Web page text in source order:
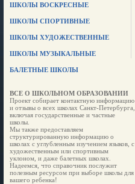
ШКОЛЫ ВОСКРЕСНЫЕ
ШКОЛЫ СПОРТИВНЫЕ
ШКОЛЫ ХУДОЖЕСТВЕННЫЕ
ШКОЛЫ МУЗЫКАЛЬНЫЕ
БАЛЕТНЫЕ ШКОЛЫ
ВСЕ О ШКОЛЬНОМ ОБРАЗОВАНИИ
Проект собирает контактную информацию
и отзывы о всех школах Санкт-Петербурга,
включая государственные и частные
школы.
Мы также предоставляем
структурированную информацию о
школах с углубленным изучением языков, с
художественным или спортивным
уклоном, и даже балетных школах.
Надеемся, что справочник послужит
полезным ресурсом при выборе школы для
вашего ребенка!